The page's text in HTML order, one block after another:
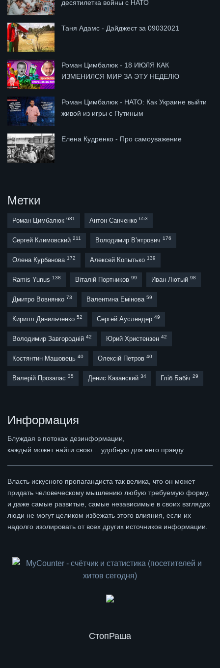
десятилетка войны с НАТО
Таня Адамс - Дайджест за 09032021
Роман Цимбалюк - 18 ИЮЛЯ КАК
ИЗМЕНИЛСЯ МИР ЗА ЭТУ НЕДЕЛЮ
Роман Цимбалюк - НАТО: Как Украине выйти
живой из игры с Путиным
Елена Кудренко - Про самоуважение
Метки
Роман Цимбалюк 681 Антон Санченко 653
Сергей Климовский 211 Володимир В’ятрович 176
Олена Курбанова 172 Алексей Копытько 139
Ramis Yunus 138 Віталій Портников 99 Иван Лютый 98
Дмитро Вовнянко 73 Валентина Емінова 59
Кирилл Данильченко 52 Сергей Ауслендер 49
Володимир Завгородній 42 Юрий Христензен 42
Костянтин Машовець 40 Олексій Петров 40
Валерій Прозапас 35 Денис Казанский 34 Гліб Бабіч 29
Информация
Блуждая в потоках дезинформации,
каждый может найти свою… удобную для него правду.
Власть искусного пропагандиста так велика, что он может
придать человеческому мышлению любую требуемую форму,
и даже самые развитые, самые независимые в своих взглядах
люди не могут целиком избежать этого влияния, если их
надолго изолировать от всех других источников информации.
СтопРаша